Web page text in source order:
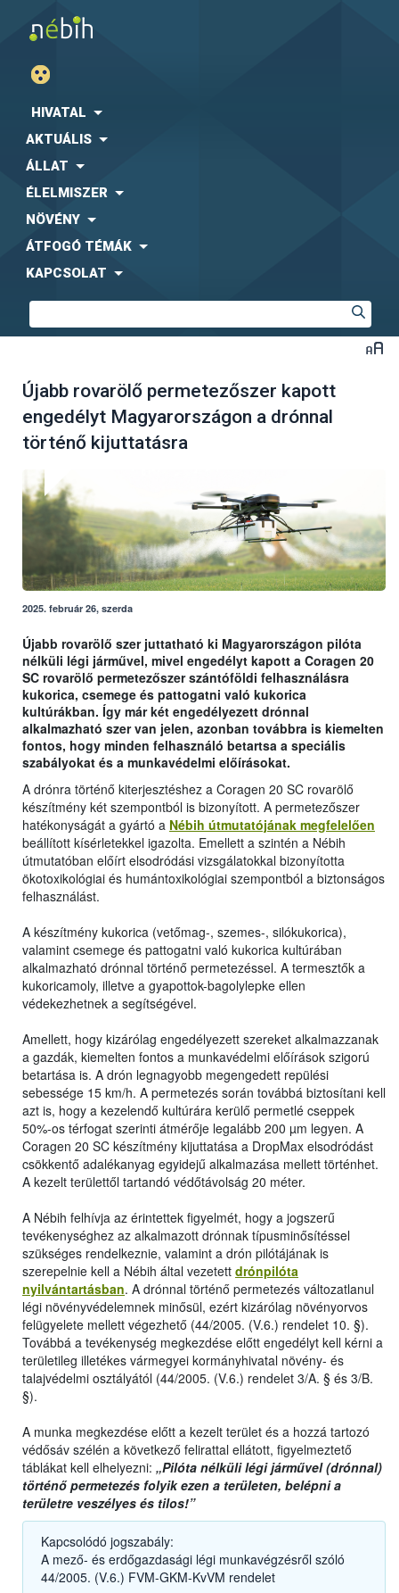
HIVATAL
AKTUÁLIS
ÁLLAT
ÉLELMISZER
NÖVÉNY
ÁTFOGÓ TÉMÁK
KAPCSOLAT
Újabb rovarölő permetezőszer kapott
engedélyt Magyarországon a drónnal
történő kijuttatásra
2025. február 26, szerda
Újabb rovarölő szer juttatható ki Magyarországon pilóta
nélküli légi járművel, mivel engedélyt kapott a Coragen 20
SC rovarölő permetezőszer szántóföldi felhasználásra
kukorica, csemege és pattogatni való kukorica
kultúrákban. Így már két engedélyezett drónnal
alkalmazható szer van jelen, azonban továbbra is kiemelten
fontos, hogy minden felhasználó betartsa a speciális
szabályokat és a munkavédelmi előírásokat.
A drónra történő kiterjesztéshez a Coragen 20 SC rovarölő
készítmény két szempontból is bizonyított. A permetezőszer
hatékonyságát a gyártó a Nébih útmutatójának megfelelően
beállított kísérletekkel igazolta. Emellett a szintén a Nébih
útmutatóban előírt elsodródási vizsgálatokkal bizonyította
ökotoxikológiai és humántoxikológiai szempontból a biztonságos
felhasználást.
A készítmény kukorica (vetőmag-, szemes-, silókukorica),
valamint csemege és pattogatni való kukorica kultúrában
alkalmazható drónnal történő permetezéssel. A termesztők a
kukoricamoly, illetve a gyapottok-bagolylepke ellen
védekezhetnek a segítségével.
Amellett, hogy kizárólag engedélyezett szereket alkalmazzanak
a gazdák, kiemelten fontos a munkavédelmi előírások szigorú
betartása is. A drón legnagyobb megengedett repülési
sebessége 15 km/h. A permetezés során továbbá biztosítani kell
azt is, hogy a kezelendő kultúrára kerülő permetlé cseppek
50%-os térfogat szerinti átmérője legalább 200 µm legyen. A
Coragen 20 SC készítmény kijuttatása a DropMax elsodródást
csökkentő adalékanyag egyidejű alkalmazása mellett történhet.
A kezelt területtől tartandó védőtávolság 20 méter.
A Nébih felhívja az érintettek figyelmét, hogy a jogszerű
tevékenységhez az alkalmazott drónnak típusminősítéssel
szükséges rendelkeznie, valamint a drón pilótájának is
szerepelnie kell a Nébih által vezetett drónpilóta
nyilvántartásban. A drónnal történő permetezés változatlanul
légi növényvédelemnek minősül, ezért kizárólag növényorvos
felügyelete mellett végezhető (44/2005. (V.6.) rendelet 10. §).
Továbbá a tevékenység megkezdése előtt engedélyt kell kérni a
területileg illetékes vármegyei kormányhivatal növény- és
talajvédelmi osztályától (44/2005. (V.6.) rendelet 3/A. § és 3/B.
§).
A munka megkezdése előtt a kezelt terület és a hozzá tartozó
védősáv szélén a következő felirattal ellátott, figyelmeztető
táblákat kell elhelyezni: „Pilóta nélküli légi járművel (drónnal)
történő permetezés folyik ezen a területen, belépni a
területre veszélyes és tilos!”
Kapcsolódó jogszabály:
A mező- és erdőgazdasági légi munkavégzésről szóló
44/2005. (V.6.) FVM-GKM-KvVM rendelet